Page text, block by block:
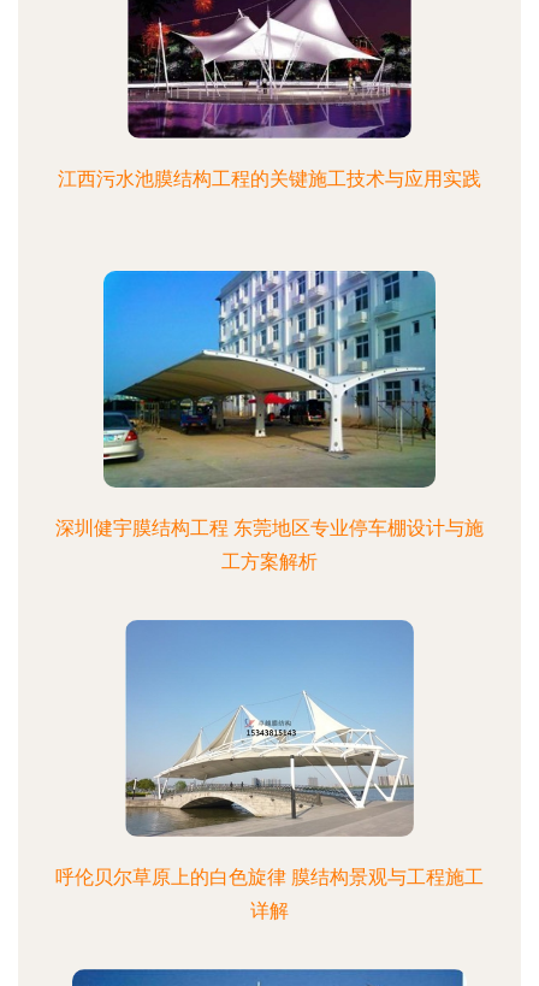
江西污水池膜结构工程的关键施工技术与应用实践
深圳健宇膜结构工程 东莞地区专业停车棚设计与施
工方案解析
呼伦贝尔草原上的白色旋律 膜结构景观与工程施工
详解